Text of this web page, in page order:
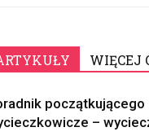
WIĘCEJ
początkującego
–